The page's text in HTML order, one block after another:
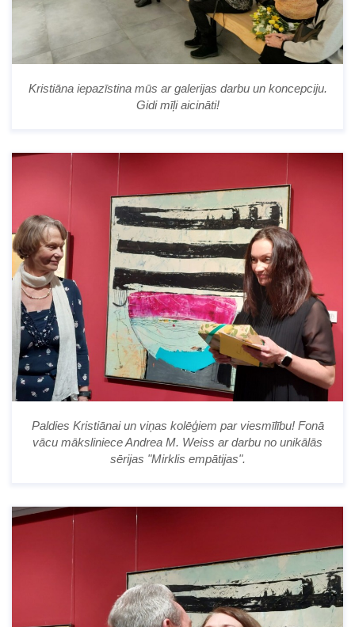
Kristiāna iepazīstina mūs ar galerijas darbu un koncepciju.
Gidi mīļi aicināti!
Paldies Kristiānai un viņas kolēģiem par viesmīlību! Fonā
vācu māksliniece Andrea M. Weiss ar darbu no unikālās
sērijas "Mirklis empātijas".